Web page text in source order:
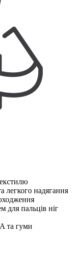
легкого надягання
для пальців ніг
та гуми